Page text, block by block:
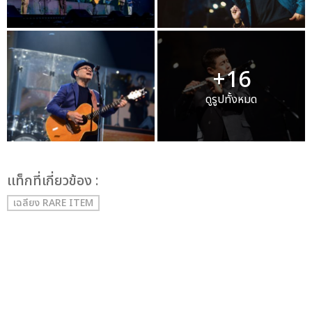
+16
ดูรูปทั้งหมด
เเท็กที่เกี่ยวข้อง :
เฉลียง RARE ITEM